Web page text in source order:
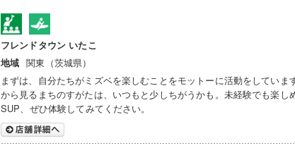
フレンドタウン いたこ
地域 関東（茨城県）
まずは、自分たちがミズベを楽しむことをモットーに活動をしていま
から見るまちのすがたは、いつもと少しちがうかも。未経験でも楽し
SUP、ぜひ体験してみてください。